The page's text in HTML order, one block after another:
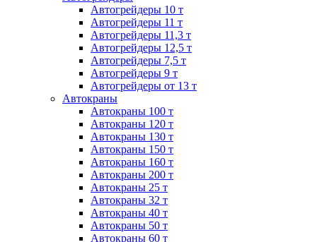
Автогрейдеры 10 т
Автогрейдеры 11 т
Автогрейдеры 11,3 т
Автогрейдеры 12,5 т
Автогрейдеры 7,5 т
Автогрейдеры 9 т
Автогрейдеры от 13 т
Автокраны
Автокраны 100 т
Автокраны 120 т
Автокраны 130 т
Автокраны 150 т
Автокраны 160 т
Автокраны 200 т
Автокраны 25 т
Автокраны 32 т
Автокраны 40 т
Автокраны 50 т
Автокраны 60 т